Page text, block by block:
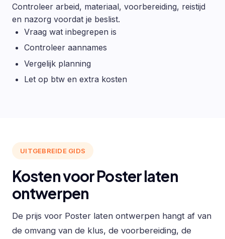
Controleer arbeid, materiaal, voorbereiding, reistijd
en nazorg voordat je beslist.
Vraag wat inbegrepen is
Controleer aannames
Vergelijk planning
Let op btw en extra kosten
UITGEBREIDE GIDS
Kosten voor Poster laten
ontwerpen
De prijs voor Poster laten ontwerpen hangt af van
de omvang van de klus, de voorbereiding, de